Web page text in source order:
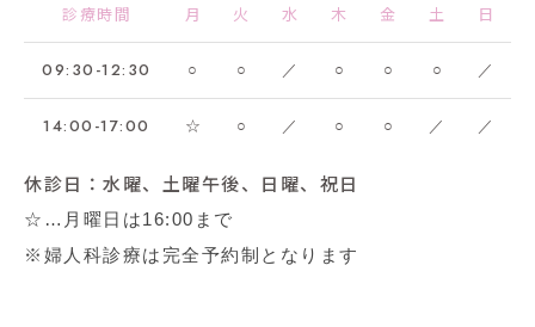
診療時間 月 火 水 木 金 土 日
09:30-12:30 ○ ○ ／ ○ ○ ○ ／
14:00-17:00 ☆ ○ ／ ○ ○ ／ ／
休診日：水曜、土曜午後、日曜、祝日
☆…月曜日は16:00まで
※婦人科診療は完全予約制となります